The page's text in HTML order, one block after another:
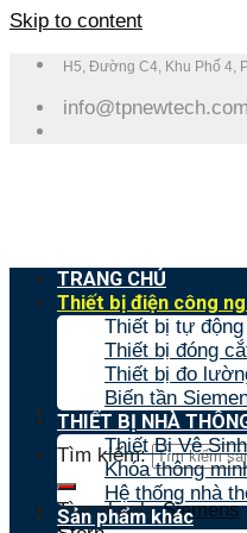
Skip to content
H5, Đường C4, Khu Phố 4,
info@tpnewtech.com
Tìm kiếm:
Tìm nhanh:Siemens
TRANG CHỦ
Thiết bị điện công
Thiết bị tự
Thiết bị đóng
Thiết bị đo
Biến tần
THIẾT BỊ NHÀ
Thiết Bị Vệ
Khóa thông
Hệ thống nhà
Sản phẩm khác